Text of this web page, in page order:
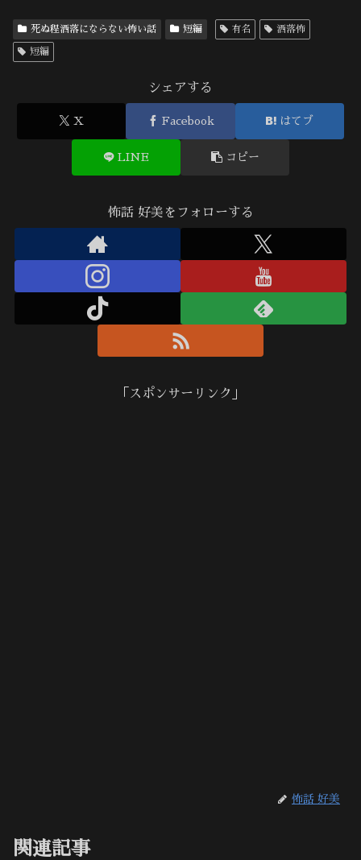
死ぬ程洒落にならない怖い話 短編 有名 洒落怖
短編
シェアする
X Facebook はてブ
LINE コピー
怖話 好美をフォローする
「スポンサーリンク」
怖話 好美
関連記事